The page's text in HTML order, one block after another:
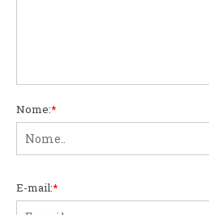
Nome:*
E-mail:*